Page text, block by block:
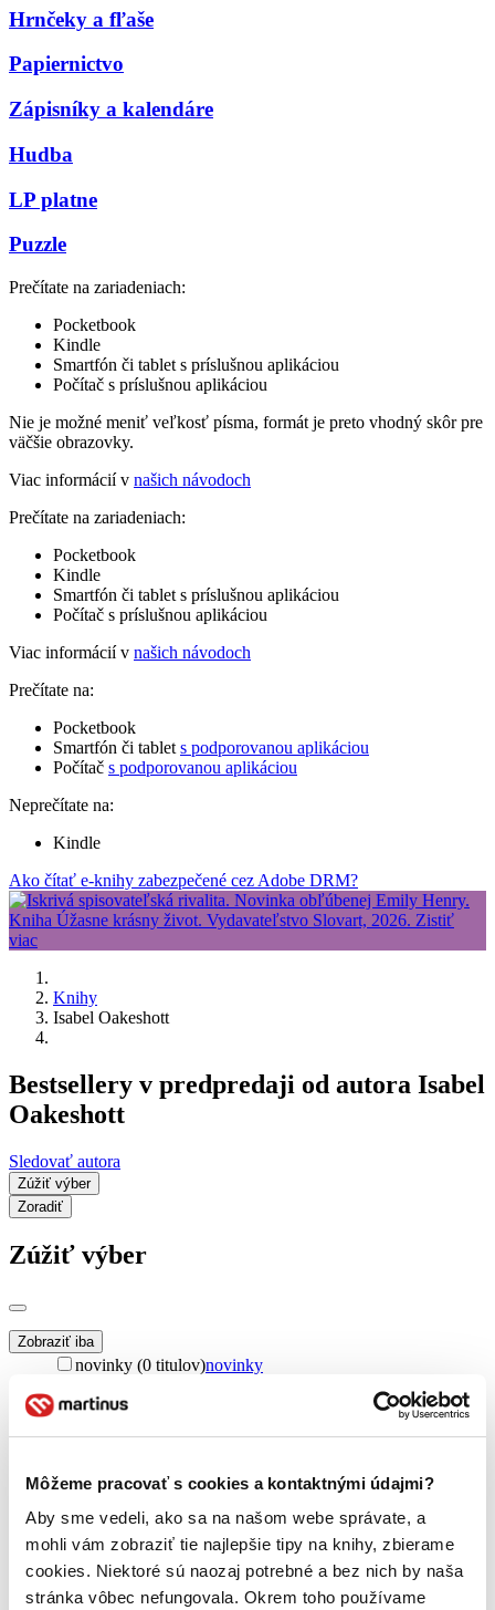
Môžeme pracovať s cookies a kontaktnými údajmi?
Aby sme vedeli, ako sa na našom webe správate, a
mohli vám zobraziť tie najlepšie tipy na knihy, zbierame
cookies. Niektoré sú naozaj potrebné a bez nich by naša
stránka vôbec nefungovala. Okrem toho používame
Hrnčeky a fľaše
Papiernictvo
Zápisníky a kalendáre
Hudba
LP platne
Puzzle
Prečítate na zariadeniach:
Pocketbook
Kindle
Smartfón či tablet s príslušnou aplikáciou
Počítač s príslušnou aplikáciou
Nie je možné meniť veľkosť písma, formát je preto vhodný skôr pre
väčšie obrazovky.
Viac informácií v našich návodoch
Prečítate na zariadeniach:
Pocketbook
Kindle
Smartfón či tablet s príslušnou aplikáciou
Počítač s príslušnou aplikáciou
Viac informácií v našich návodoch
Prečítate na:
Pocketbook
Smartfón či tablet s podporovanou aplikáciou
Počítač s podporovanou aplikáciou
Neprečítate na:
Kindle
Ako čítať e-knihy zabezpečené cez Adobe DRM?
Knihy
Isabel Oakeshott
Bestsellery v predpredaji od autora Isabel
Oakeshott
Sledovať autora
Zúžiť výber
Zoradiť
Zúžiť výber
Zobraziť iba
novinky (0 titulov)novinky
predpredaj (0 titulov)
pripravujeme (0 titulov)pripravujeme
dostupná (bez vypredaných) (0 titulov)dostupná (bez
vypredaných)
Nové / čítané
nová (0 titulov)nová